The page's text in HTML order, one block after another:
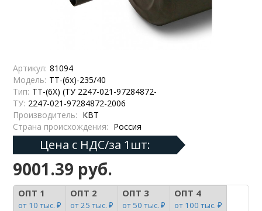
Артикул: 81094
Модель: ТТ-(6х)-235/40
Тип: ТТ-(6Х) (ТУ 2247-021-97284872-
ТУ: 2247-021-97284872-2006
Производитель: КВТ
Страна происхождения: Россия
Цена с НДС/за 1шт:
9001.39 руб.
ОПТ 1
от 10 тыс. ₽
ОПТ 2
от 25 тыс. ₽
ОПТ 3
от 50 тыс. ₽
ОПТ 4
от 100 тыс. ₽